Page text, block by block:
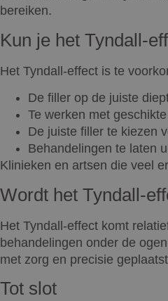
bereiken.
Kun je het Tyndall-
Het Tyndall-effect is te
De filler op de juiste
Te werken met
De juiste filler te kiezen
Behandelingen te laten
Klinieken en artsen die veel
Wordt het Tyndall-
Het Tyndall-effect komt
behandelingen onder de
met zorg en precisie
Tot slot